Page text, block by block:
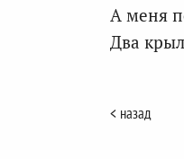
А меня
Два
< назад